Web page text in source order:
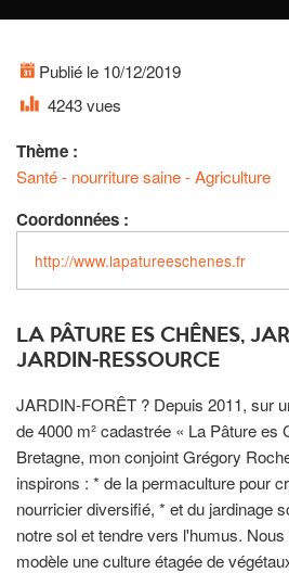
Publié le 10/12/2019
4243 vues
Thème :
Santé - nourriture saine - Agriculture
Coordonnées :
http://www.lapatureeschenes.fr
LA PÂTURE ES CHÊNES,
JARDIN-RESSOURCE
JARDIN-FORÊT ? Depuis 2011, sur
de 4000 m² cadastrée « La Pâture es
Bretagne, mon conjoint Grégory
inspirons : * de la permaculture pour
nourricier diversifié, * et du jardinage
notre sol et tendre vers l'humus.
modèle une culture étagée de